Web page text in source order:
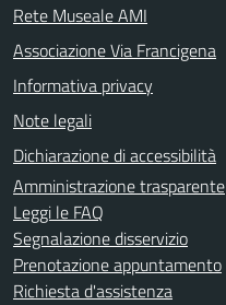
Rete Museale AMI
Associazione Via Francigena
Informativa privacy
Note legali
Dichiarazione di accessibilità
Amministrazione trasparente
Leggi le FAQ
Segnalazione disservizio
Prenotazione appuntamento
Richiesta d'assistenza